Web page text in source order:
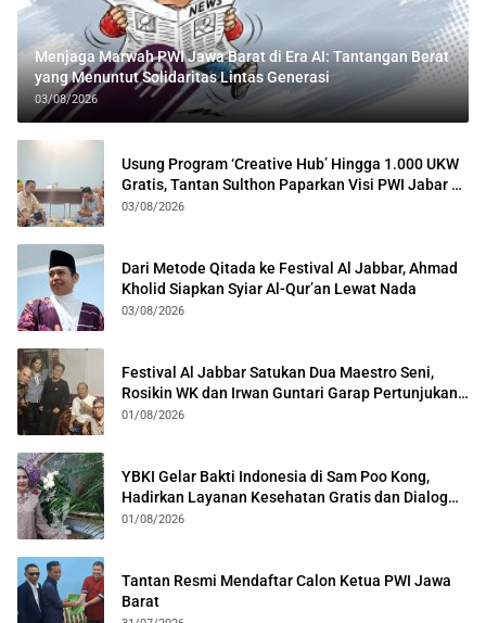
Menjaga Marwah PWI Jawa Barat di Era AI: Tantangan Berat
yang Menuntut Solidaritas Lintas Generasi
03/08/2026
Usung Program ‘Creative Hub’ Hingga 1.000 UKW
Gratis, Tantan Sulthon Paparkan Visi PWI Jabar di
Kota Bogor
03/08/2026
Dari Metode Qitada ke Festival Al Jabbar, Ahmad
Kholid Siapkan Syiar Al-Qur’an Lewat Nada
03/08/2026
Festival Al Jabbar Satukan Dua Maestro Seni,
Rosikin WK dan Irwan Guntari Garap Pertunjukan
Kolosal
01/08/2026
YBKI Gelar Bakti Indonesia di Sam Poo Kong,
Hadirkan Layanan Kesehatan Gratis dan Dialog
Kebangsaan
01/08/2026
Tantan Resmi Mendaftar Calon Ketua PWI Jawa
Barat